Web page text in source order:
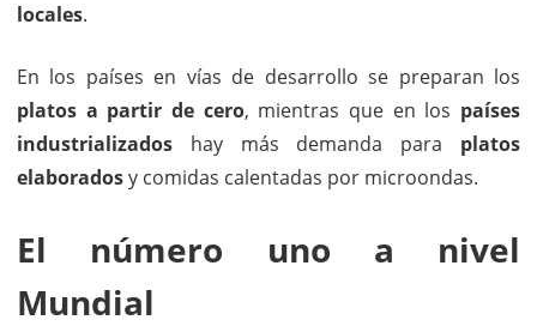
locales.
En los países en vías de desarrollo se preparan los
platos a partir de cero, mientras que en los países
industrializados hay más demanda para platos
elaboradosy comidas calentadas por microondas.
El número uno a nivel
Mundial